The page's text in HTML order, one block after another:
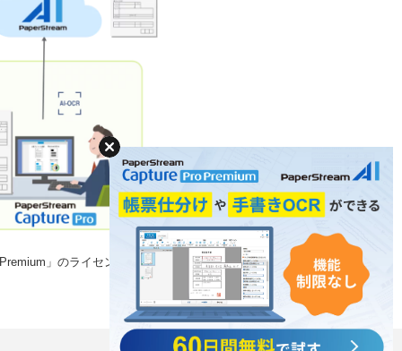
」のライセンスが必要です。